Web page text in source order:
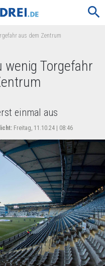
search
aus dem Zentrum
wenig Torgefahr
einmal aus
Freitag, 11.10.24 | 08:46